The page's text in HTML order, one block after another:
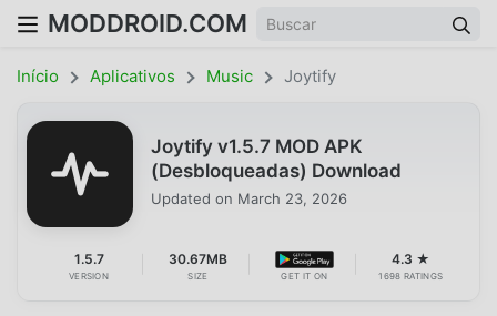
MODDROID.COM
Início Aplicativos Music Joytify
Joytify v1.5.7 MOD APK
(Desbloqueadas) Download
Updated on March 23, 2026
1.5.7
VERSION
30.67MB
SIZE GET IT ON
4.3 ★
1698 RATINGS